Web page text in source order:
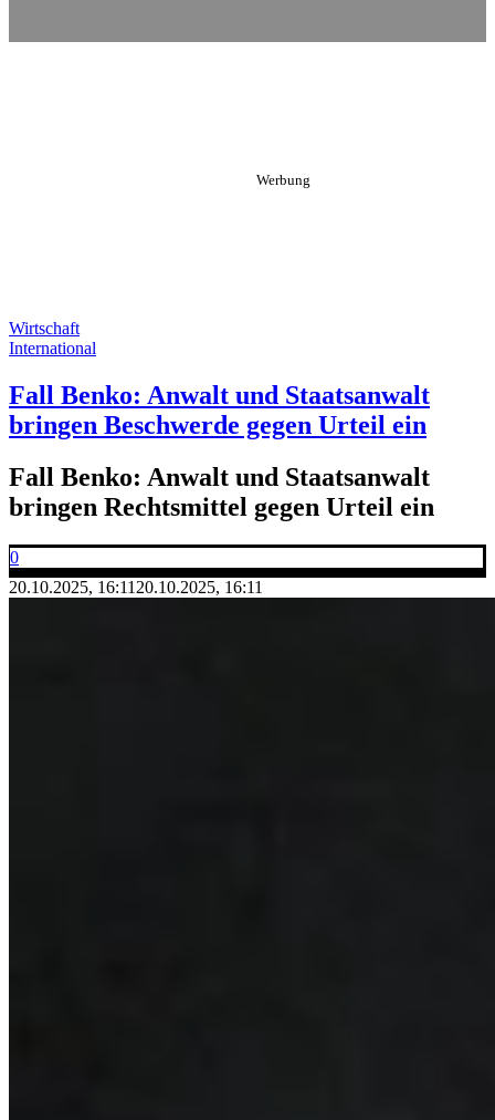
Wirtschaft
International
Fall Benko: Anwalt und Staatsanwalt
bringen Beschwerde gegen Urteil ein
Fall Benko: Anwalt und Staatsanwalt
bringen Rechtsmittel gegen Urteil ein
0
20.10.2025, 16:11 20.10.2025, 16:11